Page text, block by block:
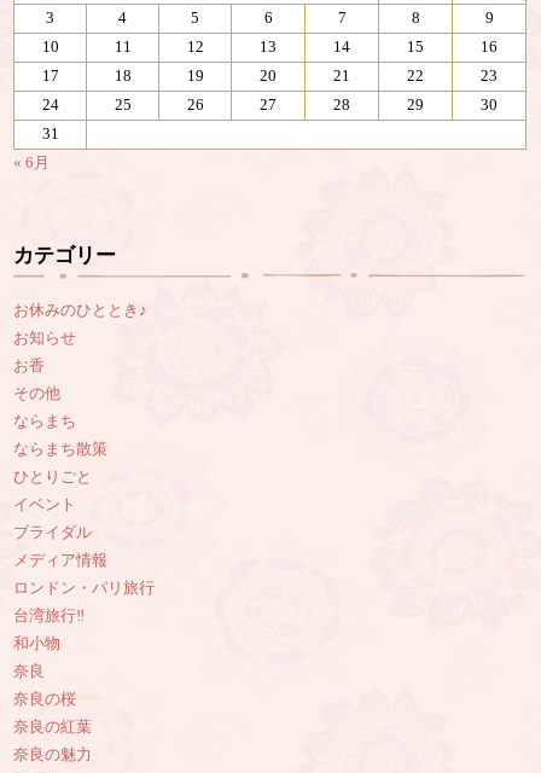
3
4 5 6 7 8
9
10
11 12 13 14 15
16
17
18 19 20 21 22
23
24
25 26 27 28 29
30
31
« 6月
カテゴリー
お休みのひととき♪
お知らせ
お香
その他
ならまち
ならまち散策
ひとりごと
イベント
ブライダル
メディア情報
ロンドン・パリ旅行
台湾旅行‼︎
和小物
奈良
奈良の桜
奈良の紅葉
奈良の魅力